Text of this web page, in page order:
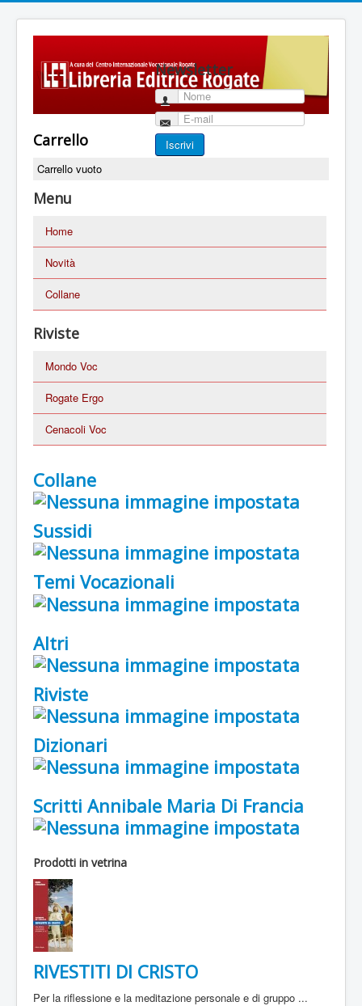
Newsletter
Nome
E-mail
Iscrivi
Carrello
Carrello vuoto
Menu
Home
Novità
Collane
Riviste
Mondo Voc
Rogate Ergo
Cenacoli Voc
Collane
Sussidi
Temi Vocazionali
Altri
Riviste
Dizionari
Scritti Annibale Maria Di Francia
Prodotti in vetrina
RIVESTITI DI CRISTO
Per la riflessione e la meditazione personale e di gruppo ...